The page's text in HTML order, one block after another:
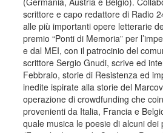
scrittore e capo redattore di Radio
alle più importanti opere letterarie
premio “Ponti di Memoria” per
e dal MEI, con il patrocinio del
scrittore Sergio Gnudi, scrive ed
Febbraio, storie di Resistenza ed
inedite ispirate alla storie del
operazione di crowdfunding che
provenienti da Italia, Francia e
quale musica le poesie di alcuni